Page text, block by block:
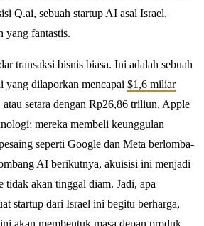
Q.ai, sebuah startup AI asal Israel,
yang fantastis.
transaksi bisnis biasa. Ini adalah sebuah
yang dilaporkan mencapai $1,6 miliar
atau setara dengan Rp26,86 triliun, Apple
mereka membeli keunggulan
seperti Google dan Meta berlomba-
AI berikutnya, akuisisi ini menjadi
akan tinggal diam. Jadi, apa
startup dari Israel ini begitu berharga,